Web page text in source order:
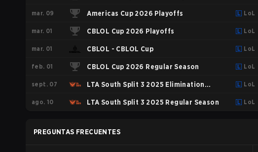
mar. 09 Americas Cup 2026 Playoffs LoL
mar. 01 CBLOL Cup 2026 Playoffs LoL
mar. 01 CBLOL - CBLOL Cup LoL
feb. 01 CBLOL Cup 2026 Regular Season LoL
sept. 07 LTA South Split 3 2025 Elimination
Phase
LoL
ago. 10 LTA South Split 3 2025 Regular Season LoL
PREGUNTAS FRECUENTES